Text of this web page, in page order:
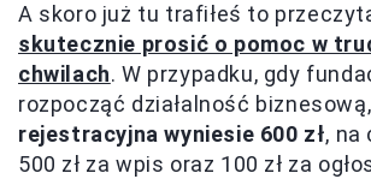
A skoro już tu trafiłeś to
skutecznie prosić o pomoc w
chwilach. W przypadku, gdy
rozpocząć działalność biznesową,
rejestracyjna wyniesie 600 zł, na
500 zł za wpis oraz 100 zł za